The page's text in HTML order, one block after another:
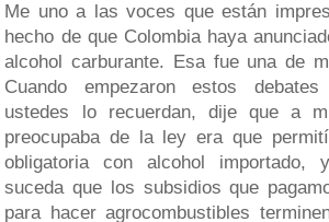
Me uno a las voces que están
hecho de que Colombia haya
alcohol carburante. Esa fue una de
Cuando empezaron estos
ustedes lo recuerdan, dije que a
preocupaba de la ley era que
obligatoria con alcohol importado,
suceda que los subsidios que
para hacer agrocombustibles